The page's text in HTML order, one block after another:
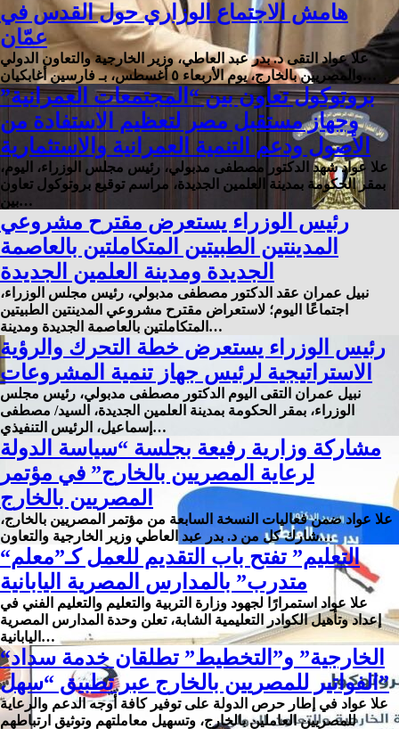
هامش الاجتماع الوزاري حول القدس في
عمّان
علا عواد التقى د. بدر عبد العاطي، وزير الخارجية والتعاون الدولي
والمصريين بالخارج، يوم الأربعاء ٥ أغسطس، بـ فارسين أغابكيان…
بروتوكول تعاون بين “المجتمعات العمرانية”
وجهاز مستقبل مصر لتعظيم الاستفادة من
الأصول ودعم التنمية العمرانية والاستثمارية
علا عواد شهد الدكتور مصطفى مدبولي، رئيس مجلس الوزراء، اليوم،
بمقر الحكومة بمدينة العلمين الجديدة، مراسم توقيع بروتوكول تعاون
بين…
رئيس الوزراء يستعرض مقترح مشروعي
المدينتين الطبيتين المتكاملتين بالعاصمة
الجديدة ومدينة العلمين الجديدة
نبيل عمران عقد الدكتور مصطفى مدبولي، رئيس مجلس الوزراء،
اجتماعًا اليوم؛ لاستعراض مقترح مشروعي المدينتين الطبيتين
المتكاملتين بالعاصمة الجديدة ومدينة…
رئيس الوزراء يستعرض خطة التحرك والرؤية
الاستراتيجية لرئيس جهاز تنمية المشروعات
نبيل عمران التقى اليوم الدكتور مصطفى مدبولي، رئيس مجلس
الوزراء، بمقر الحكومة بمدينة العلمين الجديدة، السيد/ مصطفى
إسماعيل، الرئيس التنفيذي…
مشاركة وزارية رفيعة بجلسة “سياسة الدولة
لرعاية المصريين بالخارج” في مؤتمر
المصريين بالخارج
علا عواد ضمن فعاليات النسخة السابعة من مؤتمر المصريين بالخارج،
شارك كل من د. بدر عبد العاطي وزير الخارجية والتعاون…
“التعليم” تفتح باب التقديم للعمل كـ”معلم
متدرب” بالمدارس المصرية اليابانية
علا عواد استمرارًا لجهود وزارة التربية والتعليم والتعليم الفني في
إعداد وتأهيل الكوادر التعليمية الشابة، تعلن وحدة المدارس المصرية
اليابانية…
“الخارجية” و”التخطيط” تطلقان خدمة سداد
الفواتير للمصريين بالخارج عبر تطبيق “سهل”
علا عواد في إطار حرص الدولة على توفير كافة أوجه الدعم والرعاية
للمصريين العاملين بالخارج، وتسهيل معاملتهم وتوثيق ارتباطهم